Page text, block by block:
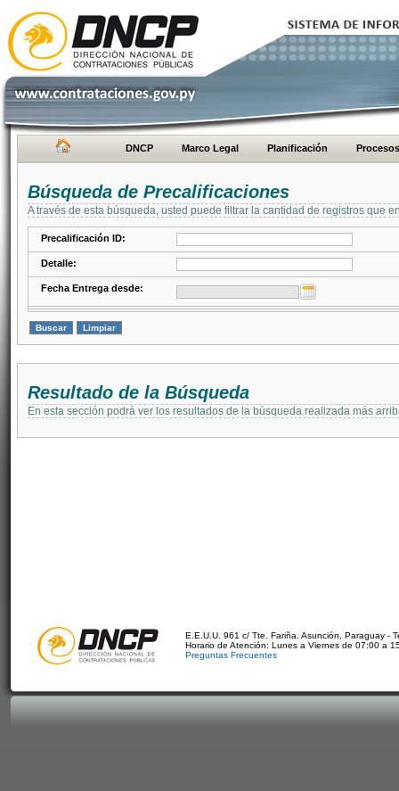
DNCP Marco Legal Planificación Procesos
Búsqueda de Precalificaciones
A través de esta búsqueda, usted puede filtrar la cantidad de registros que
Precalificación ID:
Detalle:
Fecha Entrega desde:
Resultado de la Búsqueda
En esta sección podrá ver los resultados de la búsqueda realizada más
E.E.U.U. 961 c/ Tte. Fariña. Asunción, Paraguay -
Horario de Atención: Lunes a Viernes de 07:00 a
Preguntas Frecuentes